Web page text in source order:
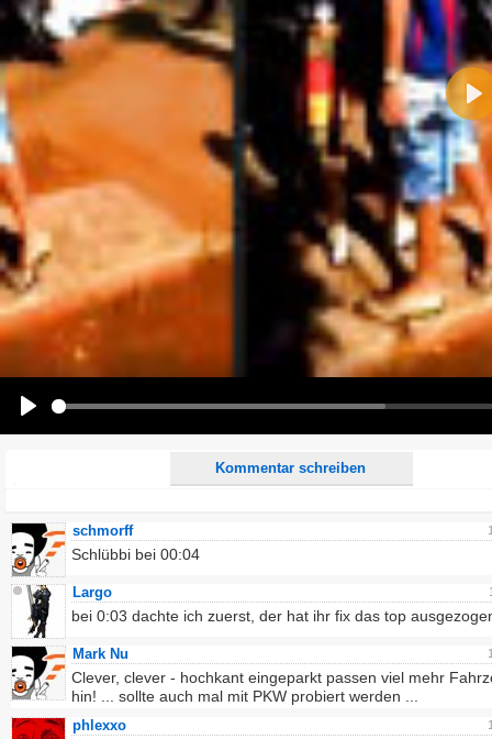
Kommentar schreiben
E-Mail-Adresse (optional):
Kommentar:
Alle HTML-Tags außer <br>, <strike> und <i> werden aus Deinem Kommentar entfernt.
URLs werden automatisch umgewandelt. Bitte verwende "www." oder "http://" in URLs
Ich möchte eine E-Mail, wenn auf dieser Seite weitere Kommentare erscheinen.
schmorff
Schlübbi bei 00:04
Largo
bei 0:03 dachte ich zuerst, der hat ihr fix das top
Mark Nu
Clever, clever - hochkant eingeparkt passen viel mehr
hin! ... sollte auch mal mit PKW probiert werden ...
phlexxo